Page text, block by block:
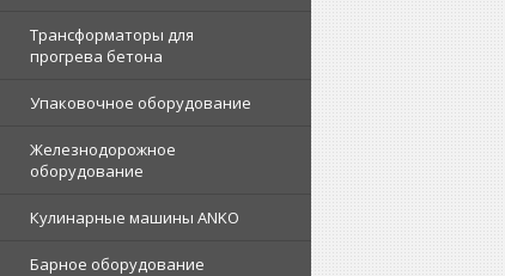
Трансформаторы для
прогрева бетона
Упаковочное оборудование
Железнодорожное
оборудование
Кулинарные машины ANKO
Барное оборудование